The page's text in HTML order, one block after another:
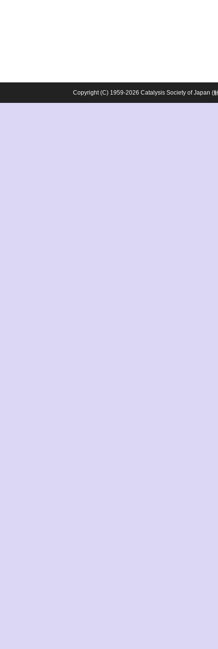
Copyright (C) 1959-2026 Catalysis Society of Japan (